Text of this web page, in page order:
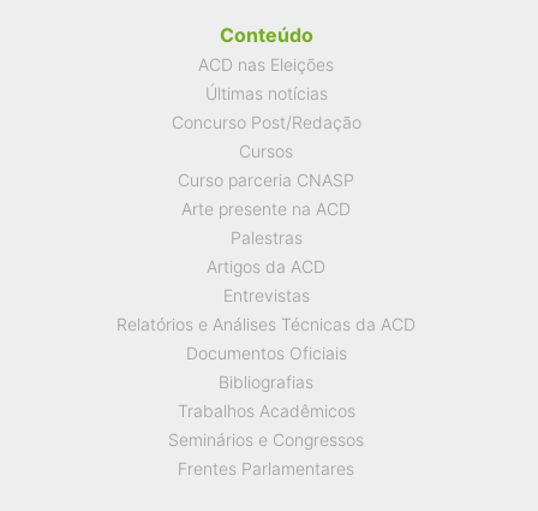
Conteúdo
ACD nas Eleições
Últimas notícias
Concurso Post/Redação
Cursos
Curso parceria CNASP
Arte presente na ACD
Palestras
Artigos da ACD
Entrevistas
Relatórios e Análises Técnicas da ACD
Documentos Oficiais
Bibliografias
Trabalhos Acadêmicos
Seminários e Congressos
Frentes Parlamentares